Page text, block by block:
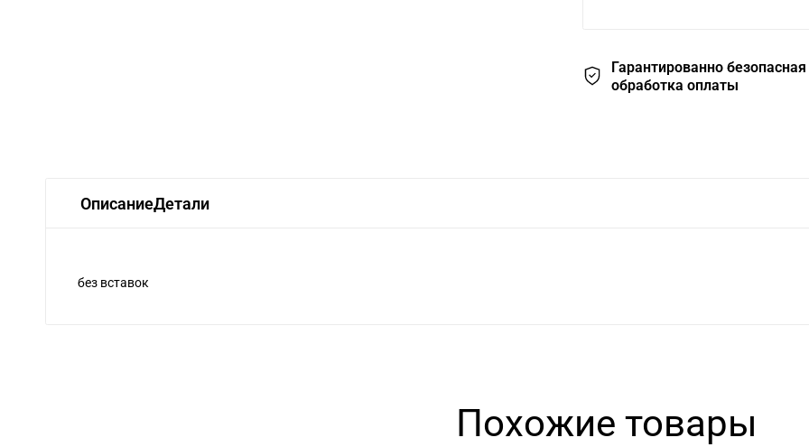
Гарантированно безопасная
обработка оплаты
ОписаниеДетали
без вставок
Похожие товары